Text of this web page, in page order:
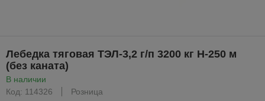
Лебедка тяговая ТЭЛ-3,2 г/п 3200 кг Н-250 м
(без каната)
В наличии
Код: 114326
Розница